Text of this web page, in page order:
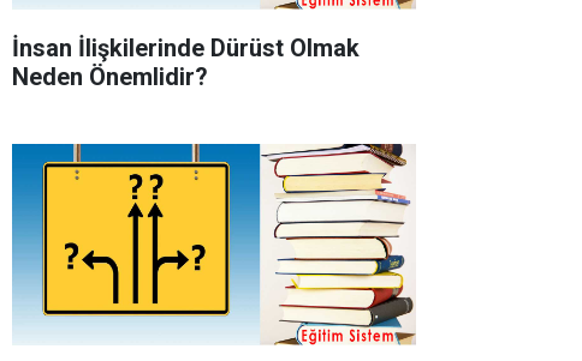
İnsan İlişkilerinde Dürüst Olmak
Neden Önemlidir?